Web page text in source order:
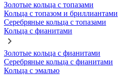
Золотые кольца с топазами
Кольца с топазом и бриллиантами
Серебряные кольца с топазами
Кольца с фианитами
Золотые кольца с фианитами
Серебряные кольца с фианитами
Кольца с эмалью